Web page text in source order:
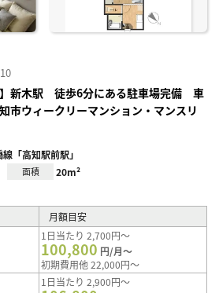
】新木駅 徒歩6分にある駐車場完備 車
市ウィークリーマンション・マンスリ
「高知駅前駅」
面積 20m²
月額目安
1日当たり 2,700円～
100,800 円/月～
初期費用他 22,000円～
1日当たり 2,900円～